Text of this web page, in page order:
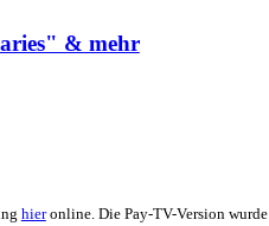
& mehr
hieronline. Die Pay-TV-Version wurde